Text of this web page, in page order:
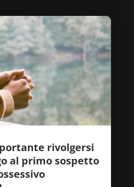
rivolgersi
al primo sospetto